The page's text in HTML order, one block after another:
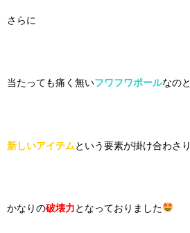
さらに
当たっても痛く無いフワフワポールなのと
新しいアイテム という要素が掛け合わさり
かなりの破壊力 となっておりました